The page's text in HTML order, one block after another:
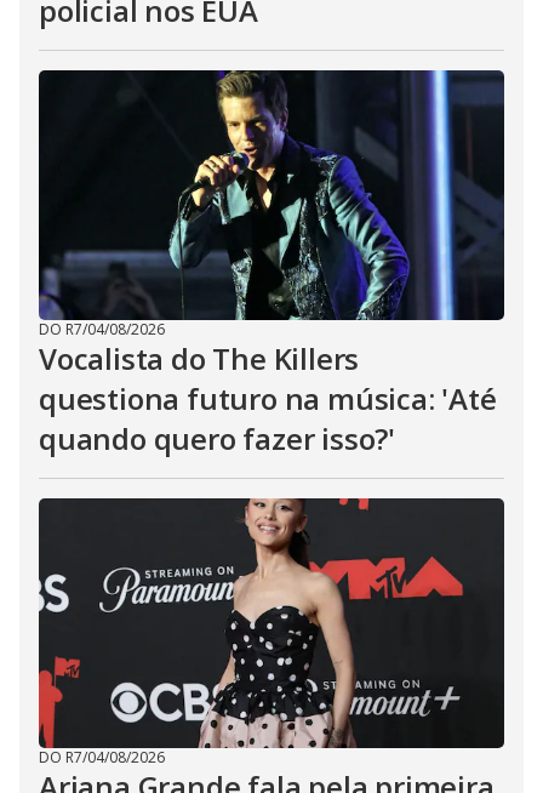
policial nos EUA
DO R7/04/08/2026
Vocalista do The Killers
questiona futuro na música: 'Até
quando quero fazer isso?'
DO R7/04/08/2026